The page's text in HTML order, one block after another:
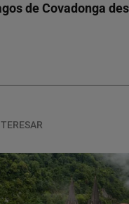
de Covadonga